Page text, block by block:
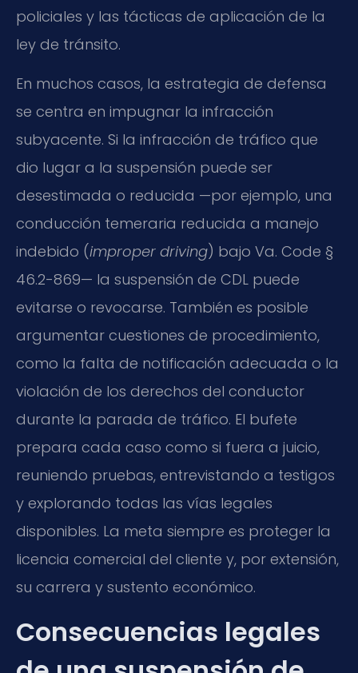
policiales y las tácticas de aplicación de la
ley de tránsito.
En muchos casos, la estrategia de defensa
se centra en impugnar la infracción
subyacente. Si la infracción de tráfico que
dio lugar a la suspensión puede ser
desestimada o reducida —por ejemplo, una
conducción temeraria reducida a manejo
indebido (improper driving) bajo Va. Code §
46.2-869— la suspensión de CDL puede
evitarse o revocarse. También es posible
argumentar cuestiones de procedimiento,
como la falta de notificación adecuada o la
violación de los derechos del conductor
durante la parada de tráfico. El bufete
prepara cada caso como si fuera a juicio,
reuniendo pruebas, entrevistando a testigos
y explorando todas las vías legales
disponibles. La meta siempre es proteger la
licencia comercial del cliente y, por extensión,
su carrera y sustento económico.
Consecuencias legales